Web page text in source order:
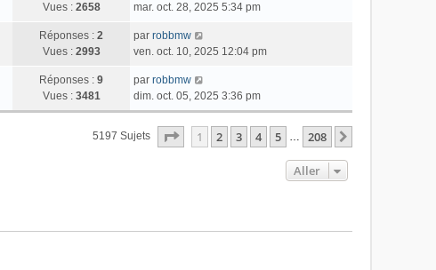
Vues : 2658
mar. oct. 28, 2025 5:34 pm
Réponses : 2
Vues : 2993
par robbmw
ven. oct. 10, 2025 12:04 pm
Réponses : 9
Vues : 3481
par robbmw
dim. oct. 05, 2025 3:36 pm
5197 Sujets Page Sur208
1 2 3 4 5 … 208
Aller